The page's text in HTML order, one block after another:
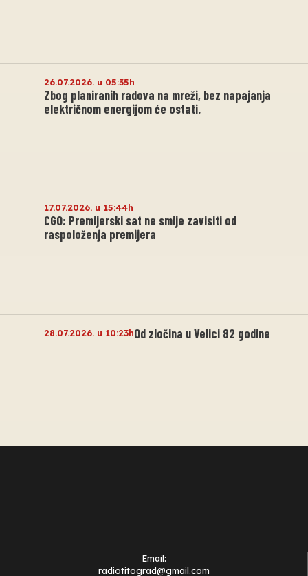
26.07.2026. u 05:35h
Zbog planiranih radova na mreži, bez napajanja
električnom energijom će ostati.
17.07.2026. u 15:44h
CGO: Premijerski sat ne smije zavisiti od
raspoloženja premijera
28.07.2026. u 10:23hOd zločina u Velici 82 godine
Email:
radiotitograd@gmail.com